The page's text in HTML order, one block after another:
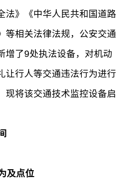
法》《中华人民共和国道路
等相关法律法规，公安交通
增了9处执法设备，对机动
让行人等交通违法行为进行
现将该交通技术监控设备启
及点位